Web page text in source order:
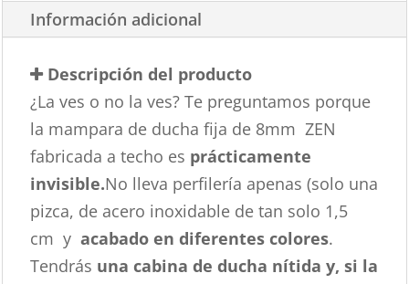
Información adicional
Descripción del producto
¿La ves o no la ves? Te preguntamos porque
la mampara de ducha fija de 8mm ZEN
fabricada a techo es prácticamente
invisible.No lleva perfilería apenas (solo una
pizca, de acero inoxidable de tan solo 1,5
cm yacabado en diferentes colores.
Tendrás una cabina de ducha nítida y, si la